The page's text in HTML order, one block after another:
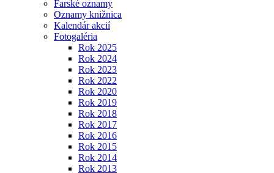
Farské oznamy
Oznamy knižnica
Kalendár akcií
Fotogaléria
Rok 2025
Rok 2024
Rok 2023
Rok 2022
Rok 2020
Rok 2019
Rok 2018
Rok 2017
Rok 2016
Rok 2015
Rok 2014
Rok 2013